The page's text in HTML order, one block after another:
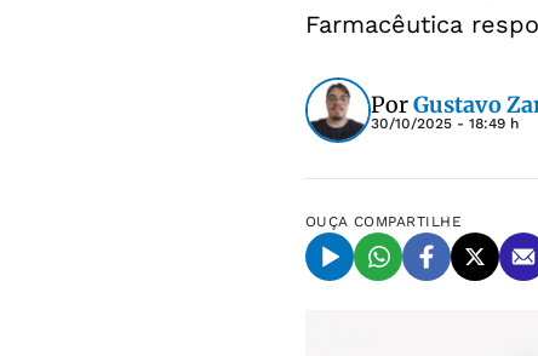
Farmacêutica
PorGustavo
30/10/2025 - 18:49 h
OUÇA COMPARTILHE